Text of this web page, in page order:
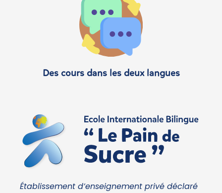
Des cours dans les deux langues
Établissement d’enseignement privé déclaré